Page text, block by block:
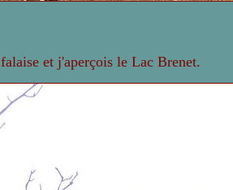
et j'aperçois le Lac Brenet.